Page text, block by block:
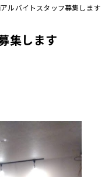
ルバイトスタッフ募集します
集します